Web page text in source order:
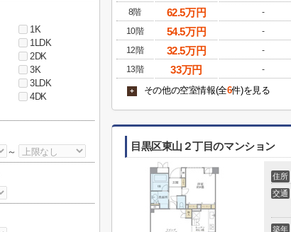
8階
62.5万円 -
10階
54.5万円 -
12階
32.5万円 -
13階
33万円 -
+ その他の空室情報(全6件)を見る
目黒区東山２丁目のマンション
住所
交通
築年
1K
1LDK
2DK
3K
3LDK
4DK
～